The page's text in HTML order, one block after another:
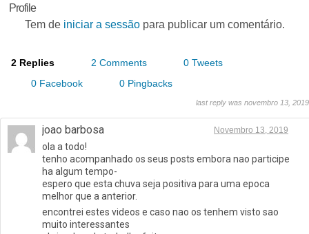
Profile
Tem de iniciar a sessãopara publicar um comentário.
2 Replies 2 Comments
0 Tweets
0 Facebook
0 Pingbacks
last reply was novembro 13, 2019
joao barbosa Novembro 13, 2019
ola a todo!
tenho acompanhado os seus posts embora nao participe
ha algum tempo-
espero que esta chuva seja positiva para uma epoca
melhor que a anterior.
encontrei estes videos e caso nao os tenhem visto sao
muito interessantes